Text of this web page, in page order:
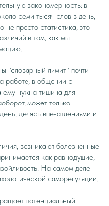
закономерность: в
семи тысяч слов в день,
просто статистика, это
в том, как мы
"словарный лимит" почти
работе, в общении с
ему нужна тишина для
может только
делясь впечатлениями и
возникают болезненные
как равнодушие,
На самом деле
саморегуляции.
потенциальный